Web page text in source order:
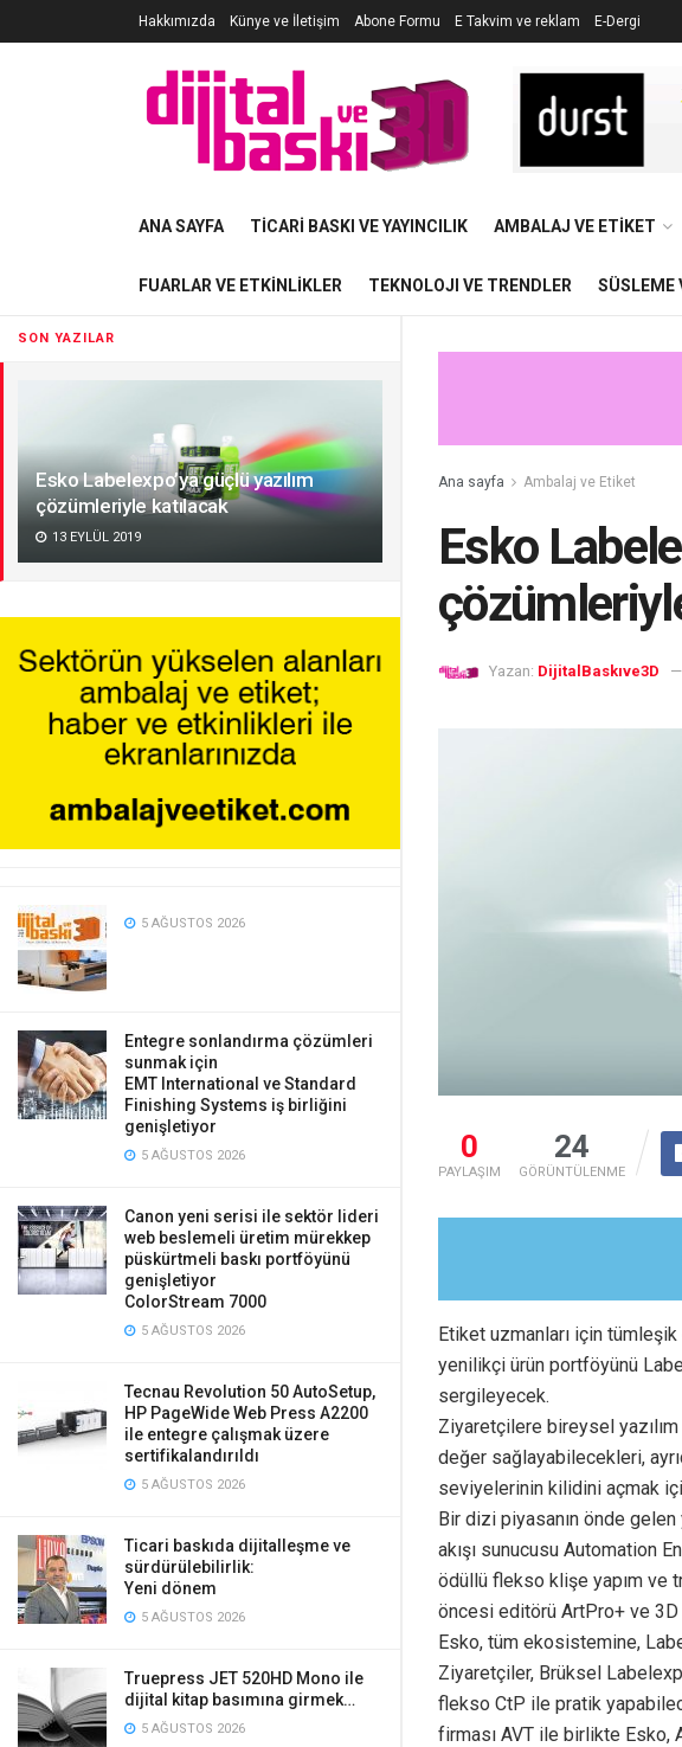
SON YAZILAR
Esko Labelexpo’ya güçlü yazılım
çözümleriyle katılacak
13 EYLÜL 2019
5 AĞUSTOS 2026
Entegre sonlandırma çözümleri
sunmak için
EMT International ve Standard
Finishing Systems iş birliğini
genişletiyor
5 AĞUSTOS 2026
Canon yeni serisi ile sektör lideri
web beslemeli üretim mürekkep
püskürtmeli baskı portföyünü
genişletiyor
ColorStream 7000
5 AĞUSTOS 2026
Tecnau Revolution 50 AutoSetup,
HP PageWide Web Press A2200
ile entegre çalışmak üzere
sertifikalandırıldı
5 AĞUSTOS 2026
Ticari baskıda dijitalleşme ve
sürdürülebilirlik:
Yeni dönem
5 AĞUSTOS 2026
Truepress JET 520HD Mono ile
dijital kitap basımına girmek…
5 AĞUSTOS 2026
Hakkımızda Künye ve İletişim Abone Formu E Takvim ve reklam E-Dergi
ANA SAYFA TICARI BASKI VE YAYINCILIK AMBALAJ VE ETIKET
FUARLAR VE ETKINLIKLER TEKNOLOJI VE TRENDLER SÜSLEME
Ana sayfa Ambalaj ve Etiket
Esko
Yazan: DijitalBaskıve3D
0
PAYLAŞIM
24
GÖRÜNTÜLENME
Etiket uzmanları için tümleşik
yenilikçi ürün portföyünü
sergileyecek.
Ziyaretçilere bireysel
değer sağlayabilecekleri,
seviyelerinin kilidini açmak
Bir dizi piyasanın önde
akışı sunucusu Automation
ödüllü flekso klişe yapım ve
öncesi editörü ArtPro+ ve 3D
Esko, tüm ekosistemine,
Ziyaretçiler, Brüksel
flekso CtP ile pratik
firması AVT ile birlikte Esko,